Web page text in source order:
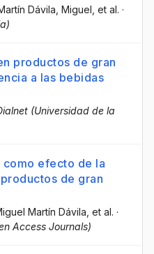
Martín Dávila, Miguel , et al. ·
productos de gran
a las bebidas
(Universidad de la
como efecto de la
de gran
Martín Dávila , et al. ·
Access Journals)